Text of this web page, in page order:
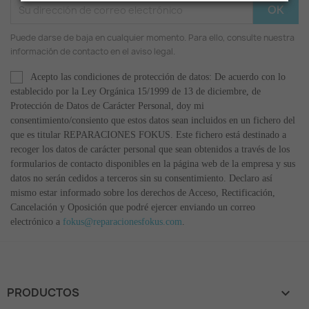
Puede darse de baja en cualquier momento. Para ello, consulte nuestra
información de contacto en el aviso legal.
Acepto las condiciones de protección de datos: De acuerdo con lo
establecido por la Ley Orgánica 15/1999 de 13 de diciembre, de
Protección de Datos de Carácter Personal, doy mi
consentimiento/consiento que estos datos sean incluidos en un fichero del
que es titular REPARACIONES FOKUS. Este fichero está destinado a
recoger los datos de carácter personal que sean obtenidos a través de los
formularios de contacto disponibles en la página web de la empresa y sus
datos no serán cedidos a terceros sin su consentimiento. Declaro así
mismo estar informado sobre los derechos de Acceso, Rectificación,
Cancelación y Oposición que podré ejercer enviando un correo
electrónico a fokus@reparacionesfokus.com.
PRODUCTOS 